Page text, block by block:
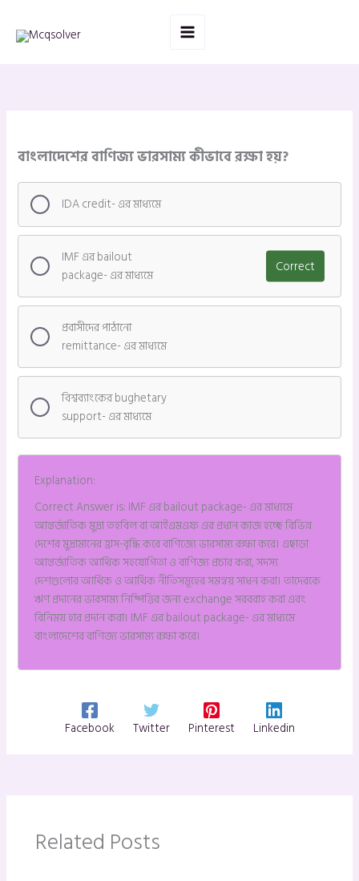
content
বাংলাদেশের বাণিজ্য ভারসাম্য কীভাবে রক্ষা হয়?
IDA credit- এর মাধ্যমে
IMF এর bailout
package- এর মাধ্যমে
Correct
প্রবাসীদের পাঠানো
remittance- এর মাধ্যমে
বিশ্বব্যাংকের bughetary
support- এর মাধ্যমে
Explanation:
Correct Answer is: IMF এর bailout package- এর মাধ্যমে
আন্তর্জাতিক মুদ্রা তহবিল বা আইএমএফ এর প্রধান কাজ হচ্ছে বিভিন্ন
দেশের মুদ্রামানের হ্রাস-বৃদ্ধি করে বাণিজ্যে ভারসাম্য রক্ষা করে। এছাড়া
আন্তর্জাতিক আর্থিক সহযোগিতা ও বাণিজ্য প্রচার করা, সদস্য
দেশগুলোর আর্থিক ও আর্থিক নীতিসমূহের সমন্বয় সাধন করা। তাদেরকে
ঋণ প্রদানের ভারসাম্য নিষ্পিত্তির জন্য exchange সরবরাহ করা এবং
বিনিময় হার প্রদান করা। IMF এর bailout package- এর মাধ্যমে
বাংলাদেশের বাণিজ্য ভারসাম্য রক্ষা করে।
Facebook Twitter Pinterest Linkedin
Related Posts